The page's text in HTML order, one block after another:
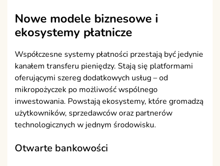
Nowe modele biznesowe i
ekosystemy płatnicze
Współczesne systemy płatności przestają być jedynie
kanałem transferu pieniędzy. Stają się platformami
oferującymi szereg dodatkowych usług – od
mikropożyczek po możliwość wspólnego
inwestowania. Powstają ekosystemy, które gromadzą
użytkowników, sprzedawców oraz partnerów
technologicznych w jednym środowisku.
Otwarte bankowości